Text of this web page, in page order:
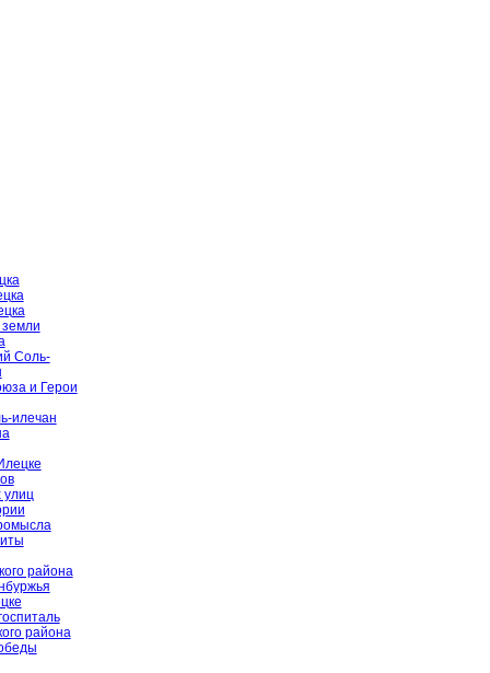
земли
Соль-
и Герои
илечан
улиц
района
района